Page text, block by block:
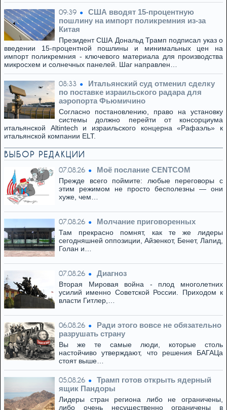
09:39
США вводят 15-процентную
пошлину на импорт поликремния из-за
Китая
Президент США Дональд Трамп подписал указ о
введении 15-процентной пошлины и минимальных цен на
импорт поликремния - ключевого материала для производства
микросхем и солнечных панелей. Шаг направлен…
08:33
Итальянский суд отменил сделку
по поставке израильского радара для
аэропорта Фьюмичино
Согласно постановлению, право на установку
системы должно перейти от консорциума
итальянской Altintech и израильского концерна «Рафаэль» к
итальянской компании ELT.
ВЫБОР РЕДАКЦИИ
07.08.26 Моё послание CENTCOM
Прежде всего поймите: любые переговоры с
этим режимом не просто бесполезны — они
хуже, чем…
07.08.26 Молчание приговоренных
Там прекрасно помнят, как те же лидеры
сегодняшней оппозиции, Айзенкот, Бенет, Лапид,
Голан и…
07.08.26 Диагноз
Вторая Мировая война - плод многолетних
усилий именно Советской России. Приходом к
власти Гитлер,…
06.08.26
Ради этого вовсе не обязательно
разрушать страну
Вы же те самые люди, которые столь
настойчиво утверждают, что решения БАГАЦа
стоят выше…
05.08.26
Трамп готов открыть ядерный
ящик Пандоры
Лидеры стран региона либо не ограничены,
либо очень несущественно ограничены в